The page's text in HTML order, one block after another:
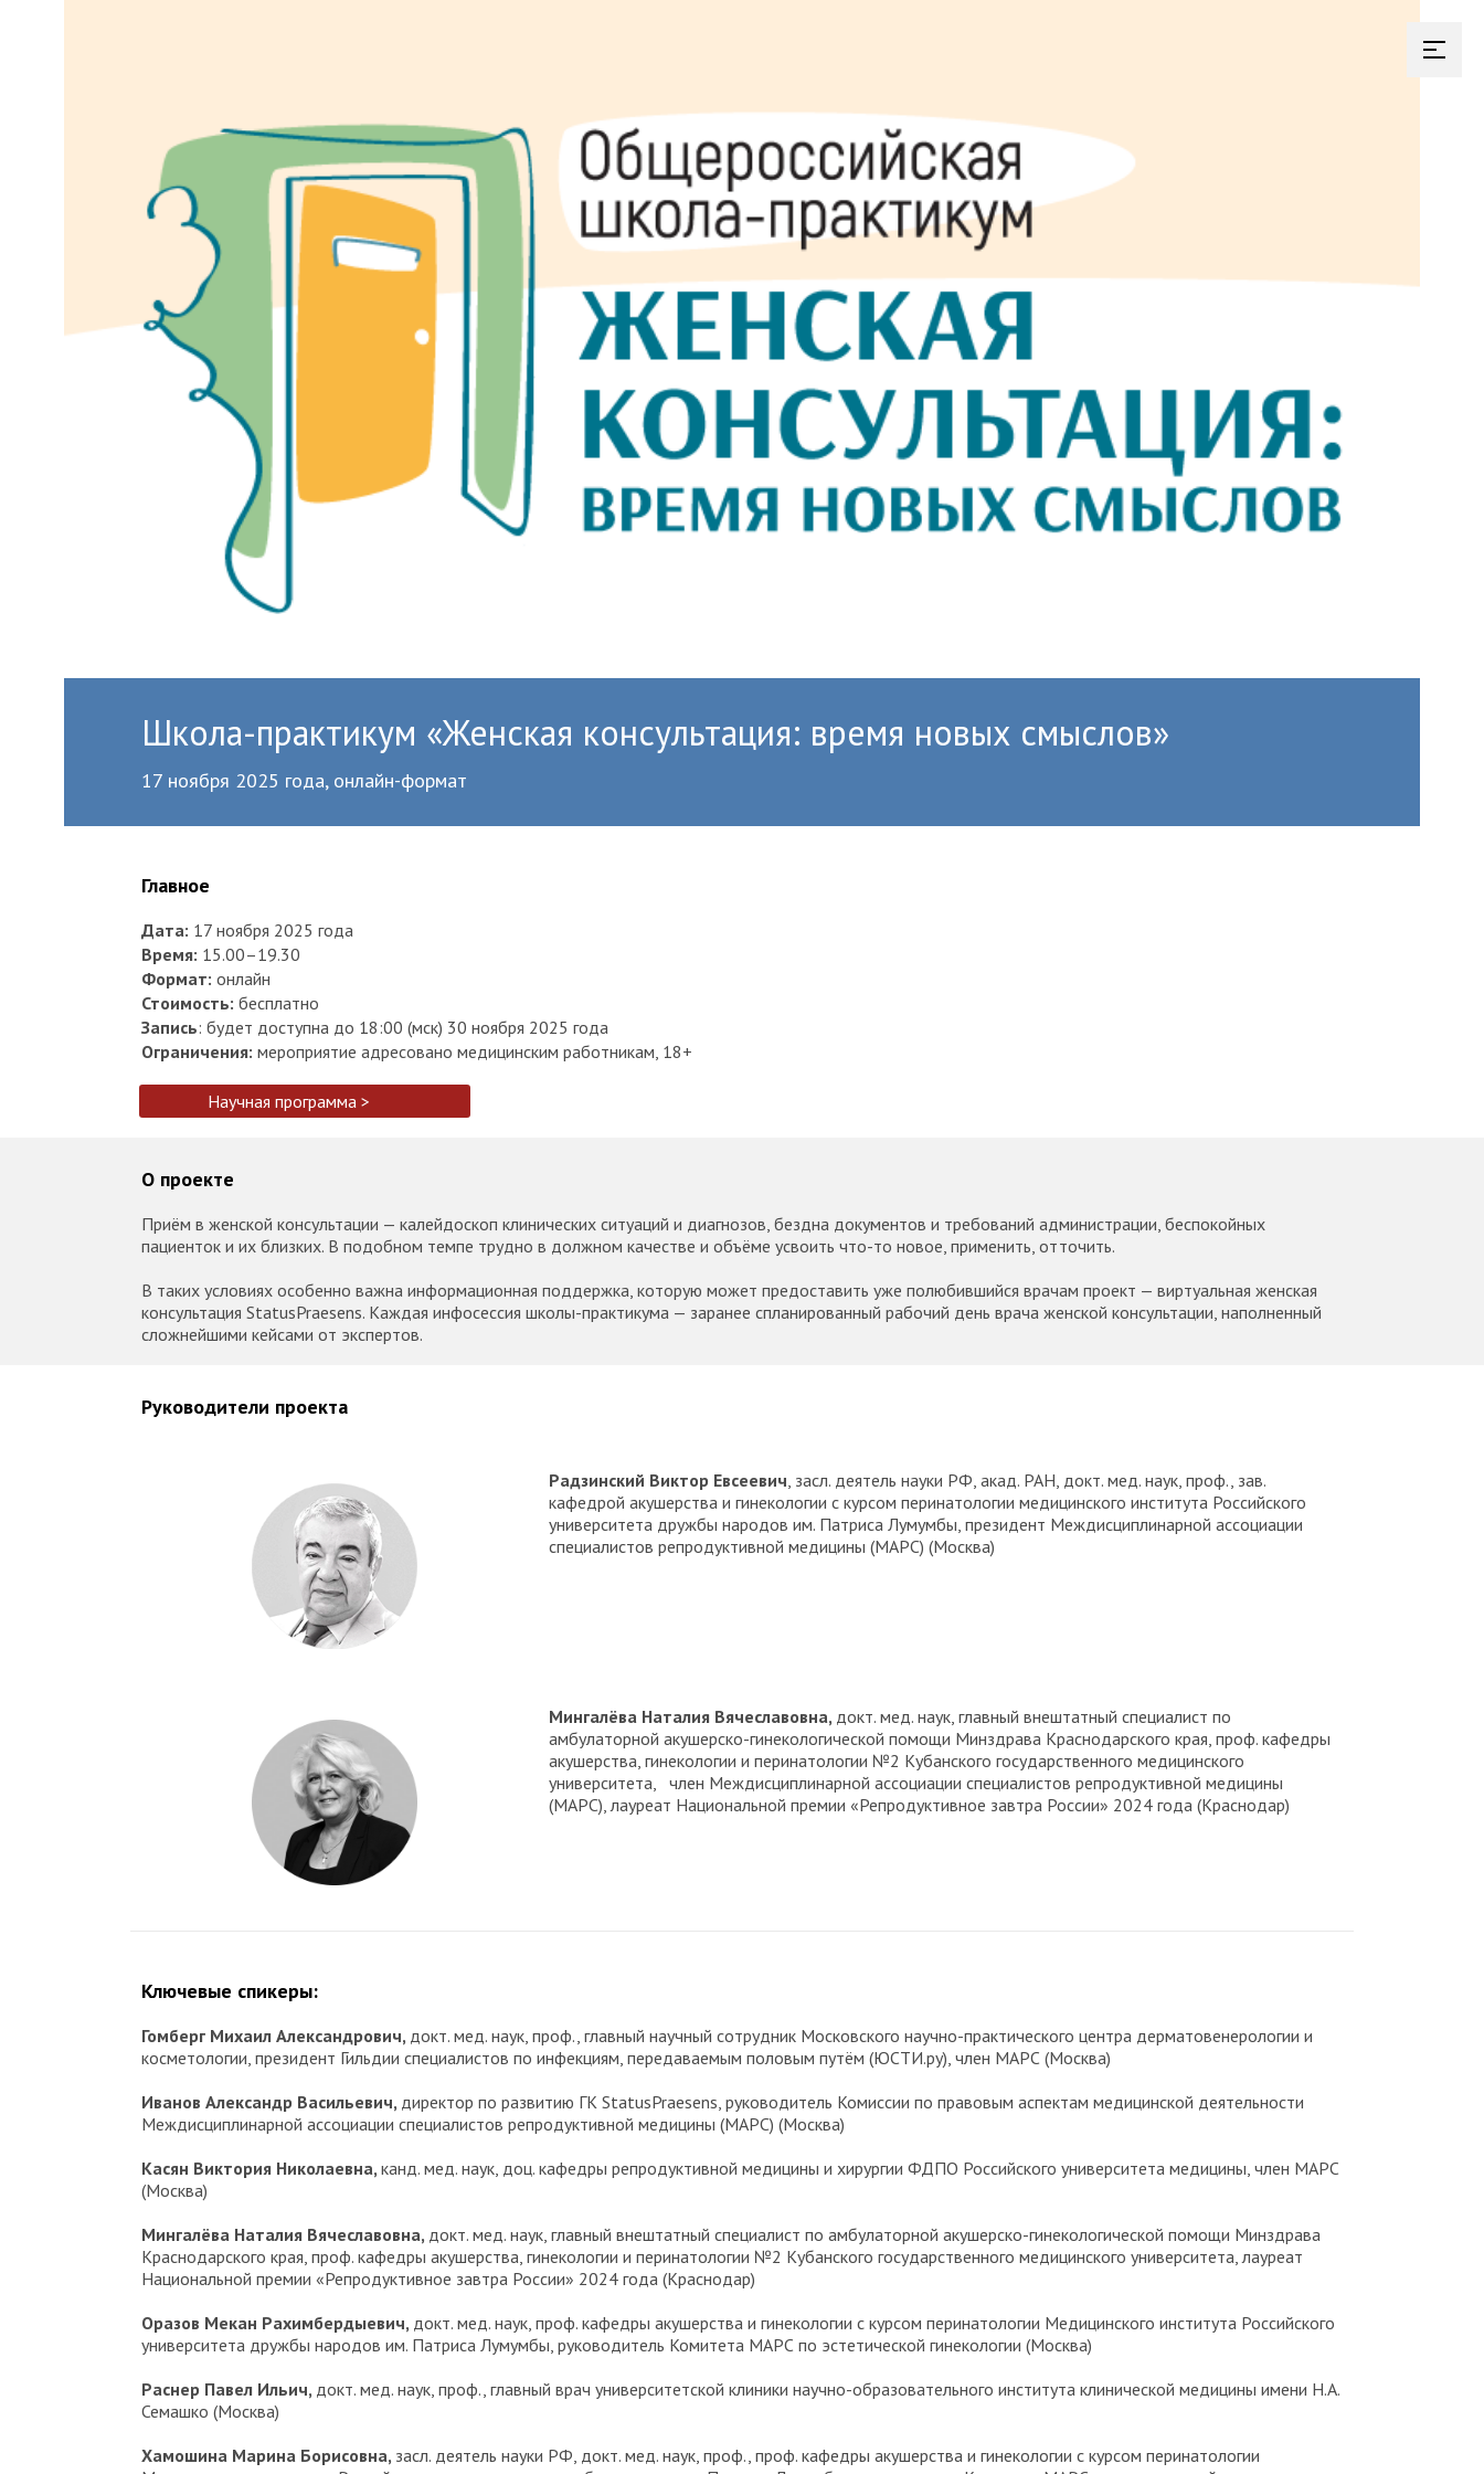
Школа-практикум «Женская консультация: время новых смыслов»
17 ноября 2025 года, онлайн-формат
Главное
Дата: 17 ноября 2025 года
Время: 15.00–19.30
Формат: онлайн
Стоимость: бесплатно
Запись: будет доступна до 18:00 (мск) 30 ноября 2025 года
Ограничения: мероприятие адресовано медицинским работникам, 18+
Научная программа >
О проекте
Приём в женской консультации — калейдоскоп клинических ситуаций и диагнозов, бездна документов и требований администрации, беспокойных
пациенток и их близких. В подобном темпе трудно в должном качестве и объёме усвоить что-то новое, применить, отточить.
В таких условиях особенно важна информационная поддержка, которую может предоставить уже полюбившийся врачам проект — виртуальная женская
консультация StatusPraesens. Каждая инфосессия школы-практикума — заранее спланированный рабочий день врача женской консультации, наполненный
сложнейшими кейсами от экспертов.
Руководители проекта
Радзинский Виктор Евсеевич, засл. деятель науки РФ, акад. РАН, докт. мед. наук, проф., зав.
кафедрой акушерства и гинекологии с курсом перинатологии медицинского института Российского
университета дружбы народов им. Патриса Лумумбы, президент Междисциплинарной ассоциации
специалистов репродуктивной медицины (МАРС) (Москва)
Мингалёва Наталия Вячеславовна, докт. мед. наук, главный внештатный специалист по
амбулаторной акушерско-гинекологической помощи Минздрава Краснодарского края, проф. кафедры
акушерства, гинекологии и перинатологии №2 Кубанского государственного медицинского
университета, член Междисциплинарной ассоциации специалистов репродуктивной медицины
(МАРС), лауреат Национальной премии «Репродуктивное завтра России» 2024 года (Краснодар)
Ключевые спикеры:
Гомберг Михаил Александрович, докт. мед. наук, проф., главный научный сотрудник Московского научно-практического центра дерматовенерологии и
косметологии, президент Гильдии специалистов по инфекциям, передаваемым половым путём (ЮСТИ.ру), член МАРС (Москва)
Иванов Александр Васильевич, директор по развитию ГК StatusPraesens, руководитель Комиссии по правовым аспектам медицинской деятельности
Междисциплинарной ассоциации специалистов репродуктивной медицины (МАРС) (Москва)
Касян Виктория Николаевна, канд. мед. наук, доц. кафедры репродуктивной медицины и хирургии ФДПО Российского университета медицины, член МАРС
(Москва)
Мингалёва Наталия Вячеславовна, докт. мед. наук, главный внештатный специалист по амбулаторной акушерско-гинекологической помощи Минздрава
Краснодарского края, проф. кафедры акушерства, гинекологии и перинатологии №2 Кубанского государственного медицинского университета, лауреат
Национальной премии «Репродуктивное завтра России» 2024 года (Краснодар)
Оразов Мекан Рахимбердыевич, докт. мед. наук, проф. кафедры акушерства и гинекологии с курсом перинатологии Медицинского института Российского
университета дружбы народов им. Патриса Лумумбы, руководитель Комитета МАРС по эстетической гинекологии (Москва)
Раснер Павел Ильич, докт. мед. наук, проф., главный врач университетской клиники научно-образовательного института клинической медицины имени Н.А.
Семашко (Москва)
Хамошина Марина Борисовна, засл. деятель науки РФ, докт. мед. наук, проф., проф. кафедры акушерства и гинекологии с курсом перинатологии